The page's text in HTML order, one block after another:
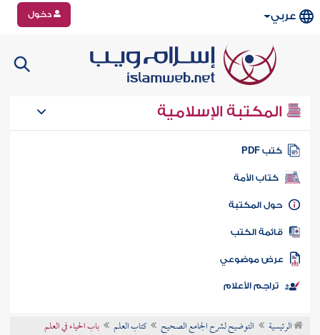
عربي دخول
المكتبة الإسلامية
كتب PDF
كتاب الأمة
المكتبة
الكتب
موضوعي
تراجم الأعلام
الرئيسية التوضيح لشرح الجامع الصحيح كتاب العلم باب الحياء في العلم